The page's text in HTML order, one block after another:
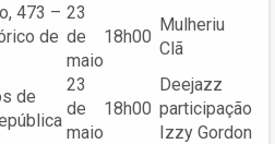
473 –
de
23
de
maio
18h00
Mulheriu
Clã
de
23
de
maio
18h00
Deejazz
participação
Izzy Gordon